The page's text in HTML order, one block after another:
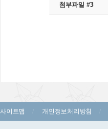
첨부파일 #3
사이트맵 개인정보처리방침